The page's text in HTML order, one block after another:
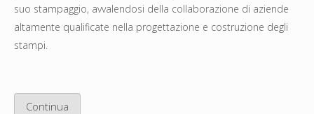
suo stampaggio, avvalendosi della collaborazione di aziende
altamente qualificate nella progettazione e costruzione degli
stampi.
Continua